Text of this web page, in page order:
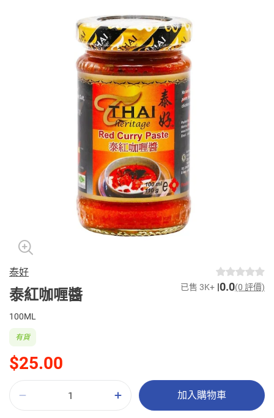
泰好
泰紅咖喱醬 已售 3K+ 0.0(0 評價)
100ML
$25.00
有貨
加入購物車